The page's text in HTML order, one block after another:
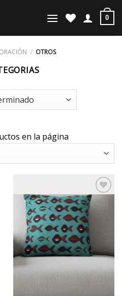
0
/ OTROS
en la página